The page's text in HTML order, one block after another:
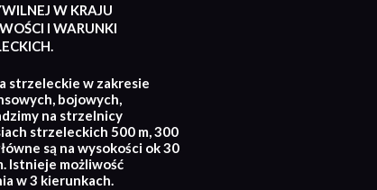
W KRAJU
I WARUNKI
strzeleckie w zakresie
bojowych,
na strzelnicy
strzeleckich 500 m, 300
są na wysokości ok 30
Istnieje możliwość
w 3 kierunkach.